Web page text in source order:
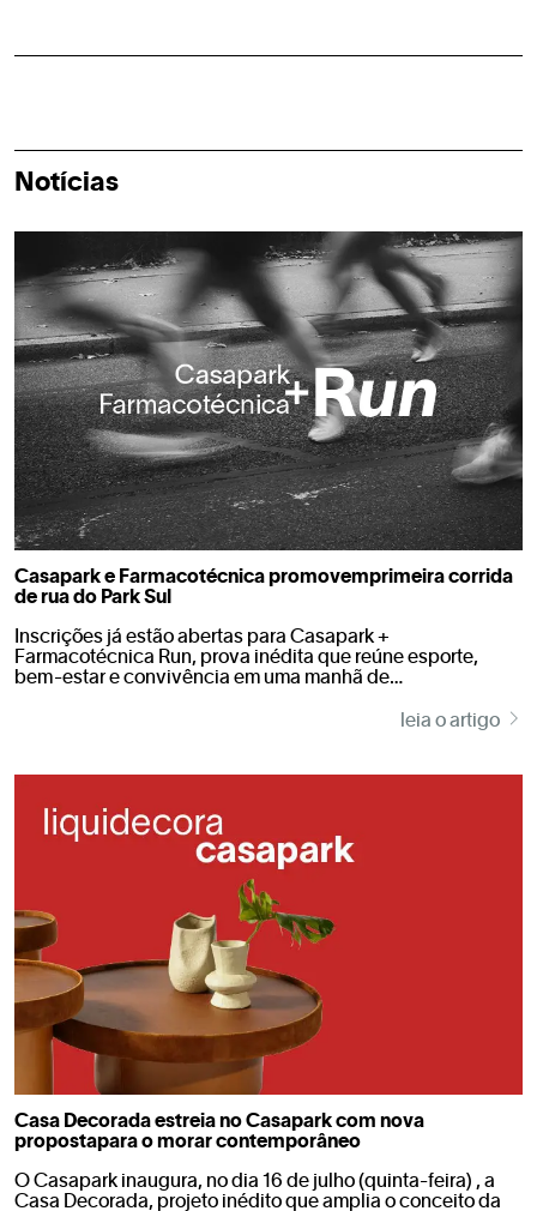
Notícias
Casapark e Farmacotécnica promovemprimeira corrida
de rua do Park Sul
Inscrições já estão abertas para Casapark +
Farmacotécnica Run, prova inédita que reúne esporte,
bem-estar e convivência em uma manhã de…
leia o artigo
Casa Decorada estreia no Casapark com nova
propostapara o morar contemporâneo
O Casapark inaugura, no dia 16 de julho (quinta-feira) , a
Casa Decorada, projeto inédito que amplia o conceito da